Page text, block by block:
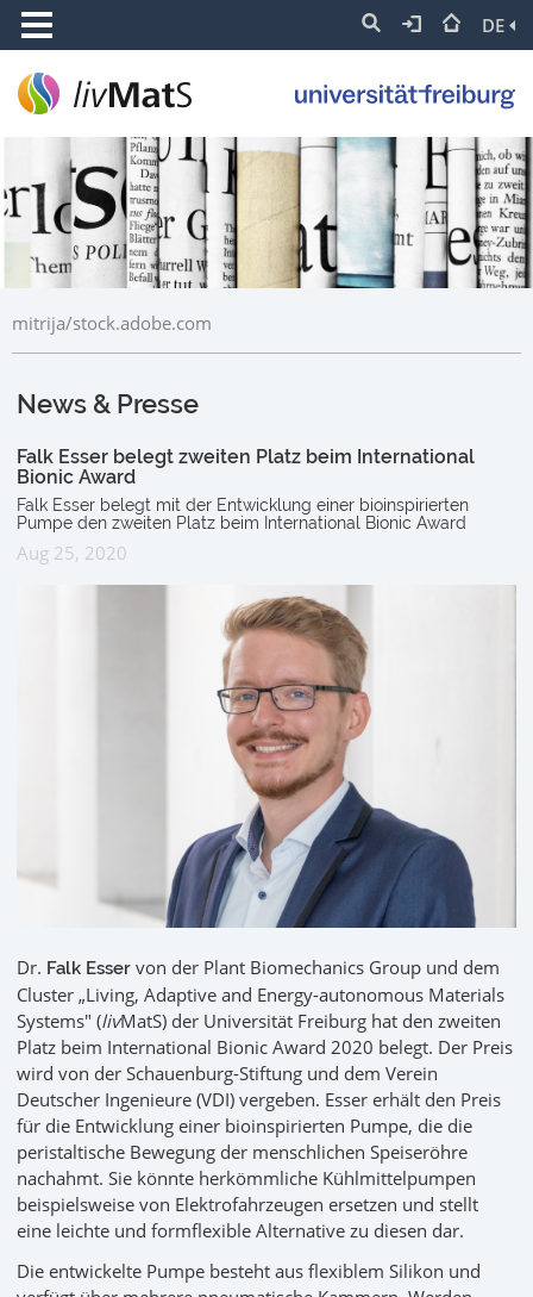
DE
mitrija/stock.adobe.com
News & Presse
Falk Esser belegt zweiten Platz beim International
Bionic Award
Falk Esser belegt mit der Entwicklung einer bioinspirierten
Pumpe den zweiten Platz beim International Bionic Award
Aug 25, 2020
Dr. Falk Esser von der Plant Biomechanics Group und dem
Cluster „Living, Adaptive and Energy-autonomous Materials
Systems" (livMatS) der Universität Freiburg hat den zweiten
Platz beim International Bionic Award 2020 belegt. Der Preis
wird von der Schauenburg-Stiftung und dem Verein
Deutscher Ingenieure (VDI) vergeben. Esser erhält den Preis
für die Entwicklung einer bioinspirierten Pumpe, die die
peristaltische Bewegung der menschlichen Speiseröhre
nachahmt. Sie könnte herkömmliche Kühlmittelpumpen
beispielsweise von Elektrofahrzeugen ersetzen und stellt
eine leichte und formflexible Alternative zu diesen dar.
Die entwickelte Pumpe besteht aus flexiblem Silikon und